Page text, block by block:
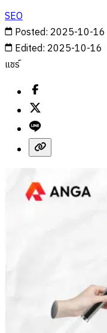
SEO
Posted: 2025-10-16
Edited: 2025-10-16
แชร์